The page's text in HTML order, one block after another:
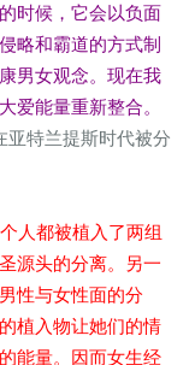
时候，它会以负面
略和霸道的方式制
男女观念。现在我
爱能量重新整合。
亚特兰提斯时代被分
人都被植入了两组
源头的分离。另一
性与女性面的分
植入物让她们的情
能量。因而女生经